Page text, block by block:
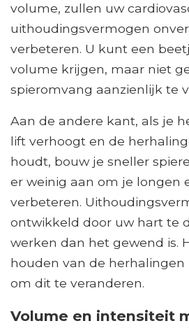
volume, zullen uw
uithoudingsvermogen
verbeteren. U kunt een
volume krijgen, maar niet
spieromvang aanzienlijk te
Aan de andere kant, als je
lift verhoogt en de
houdt, bouw je sneller
er weinig aan om je longen
verbeteren.
ontwikkeld door uw hart te
werken dan het gewend is.
houden van de herhalingen
om dit te veranderen.
Volume en intensiteit